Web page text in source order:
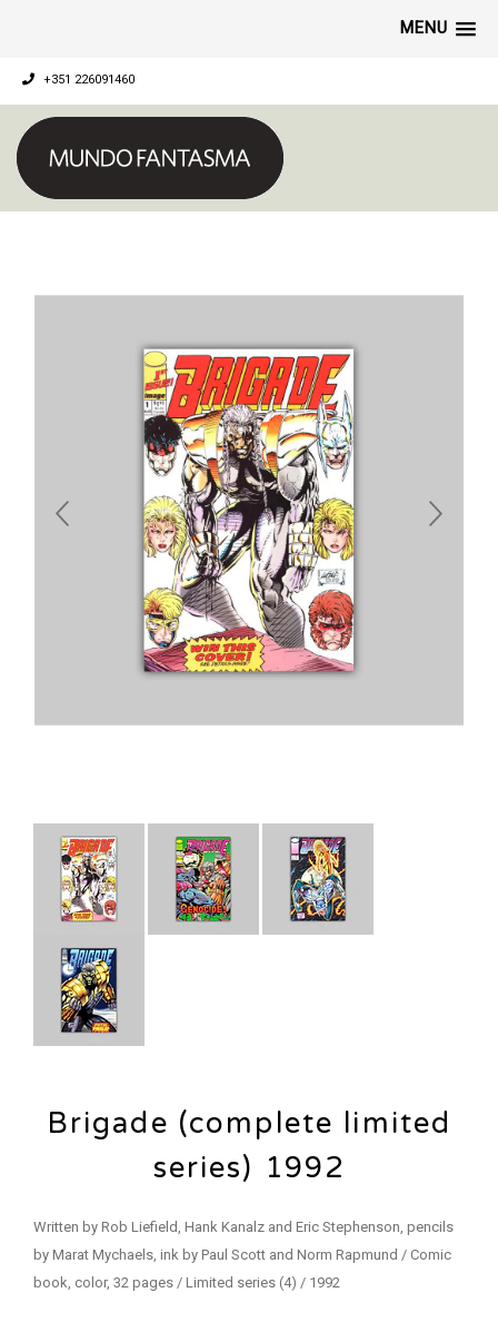
MENU
+351 226091460
Brigade (complete limited
series) 1992
Written by Rob Liefield, Hank Kanalz and Eric Stephenson, pencils
by Marat Mychaels, ink by Paul Scott and Norm Rapmund / Comic
book, color, 32 pages / Limited series (4) / 1992